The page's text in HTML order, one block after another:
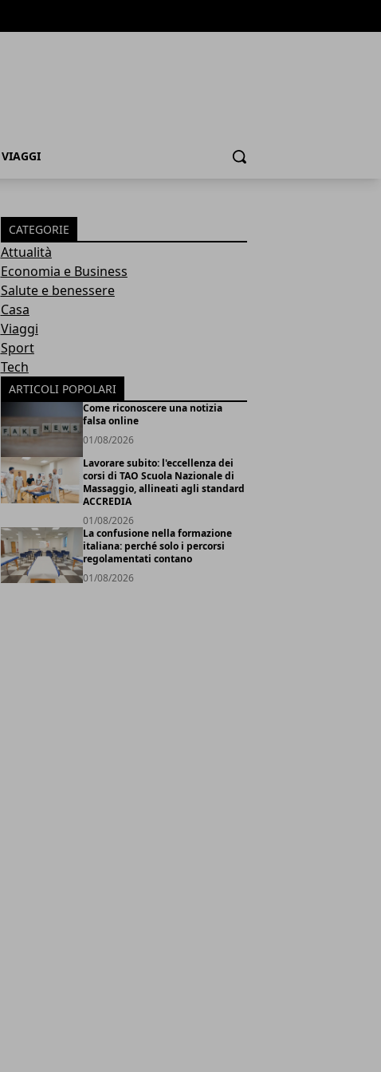
VIAGGI Cerca
CATEGORIE
Attualità
Economia e Business
Salute e benessere
Casa
Viaggi
Sport
Tech
ARTICOLI POPOLARI
Come riconoscere una notizia
falsa online
01/08/2026
Lavorare subito: l'eccellenza dei
corsi di TAO Scuola Nazionale di
Massaggio, allineati agli standard
ACCREDIA
01/08/2026
La confusione nella formazione
italiana: perché solo i percorsi
regolamentati contano
01/08/2026